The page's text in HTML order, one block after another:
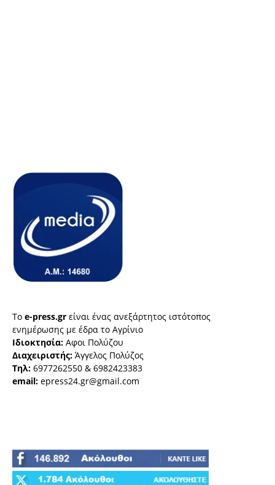
Το e-press.gr είναι ένας ανεξάρτητος ιστότοπος
ενημέρωσης με έδρα το Αγρίνιο
Ιδιοκτησία: Αφοι Πολύζου
Διαχειριστής: Άγγελος Πολύζος
Τηλ: 6977262550 & 6982423383
email: epress24.gr@gmail.com